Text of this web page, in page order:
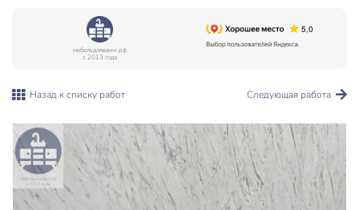
мебельдляванн.рф
с 2013 года
Назад к списку работ Следующая работа